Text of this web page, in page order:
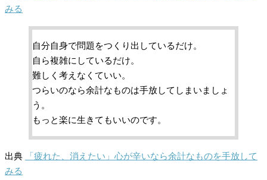
みる
自分自身で問題をつくり出しているだけ。
自ら複雑にしているだけ。
難しく考えなくていい。
つらいのなら余計なものは手放してしまいましょ
う。
もっと楽に生きてもいいのです。
出典
「疲れた、消えたい」心が辛いなら余計なものを手放して
みる